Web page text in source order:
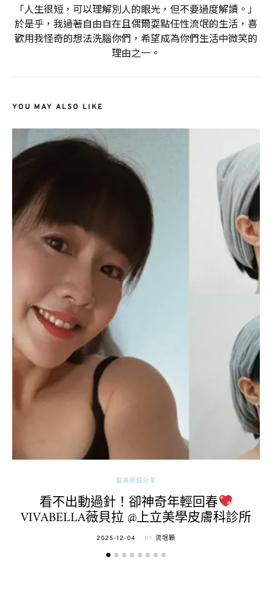
「人生很短，可以理解別人的眼光，但不要過度解讀。」
於是乎，我過著自由自在且偶爾耍點任性流氓的生活，喜
歡用我怪奇的想法洗腦你們，希望成為你們生活中微笑的
理由之一。
YOU MAY ALSO LIKE
醫美經驗分享
看不出動過針！卻神奇年輕回春
VIVABELLA薇貝拉 @上立美學皮膚科診所
POSTED
2025-12-04 BY 流氓顆